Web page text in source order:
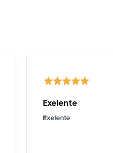
Exelente
Exelente